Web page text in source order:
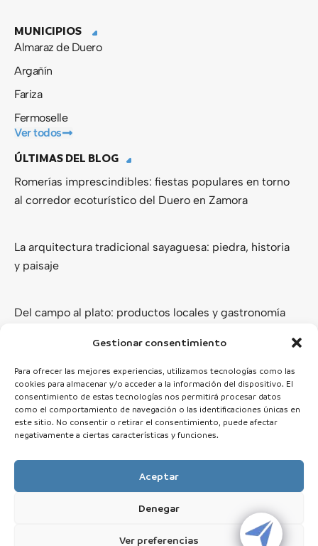
Gestionar consentimiento
Para ofrecer las mejores experiencias, utilizamos tecnologías como las
cookies para almacenar y/o acceder a la información del dispositivo. El
consentimiento de estas tecnologías nos permitirá procesar datos
como el comportamiento de navegación o las identificaciones únicas en
este sitio. No consentir o retirar el consentimiento, puede afectar
negativamente a ciertas características y funciones.
Aceptar
Denegar
Ver preferencias
MUNICIPIOS
Almaraz de Duero
Argañín
Fariza
Fermoselle
Ver todos
ÚLTIMAS DEL BLOG
Romerías imprescindibles: fiestas populares en torno
al corredor ecoturístico del Duero en Zamora
La arquitectura tradicional sayaguesa: piedra, historia
y paisaje
Del campo al plato: productos locales y gastronomía
© 2025 Zamora Esencial · Todos los derechos reservados